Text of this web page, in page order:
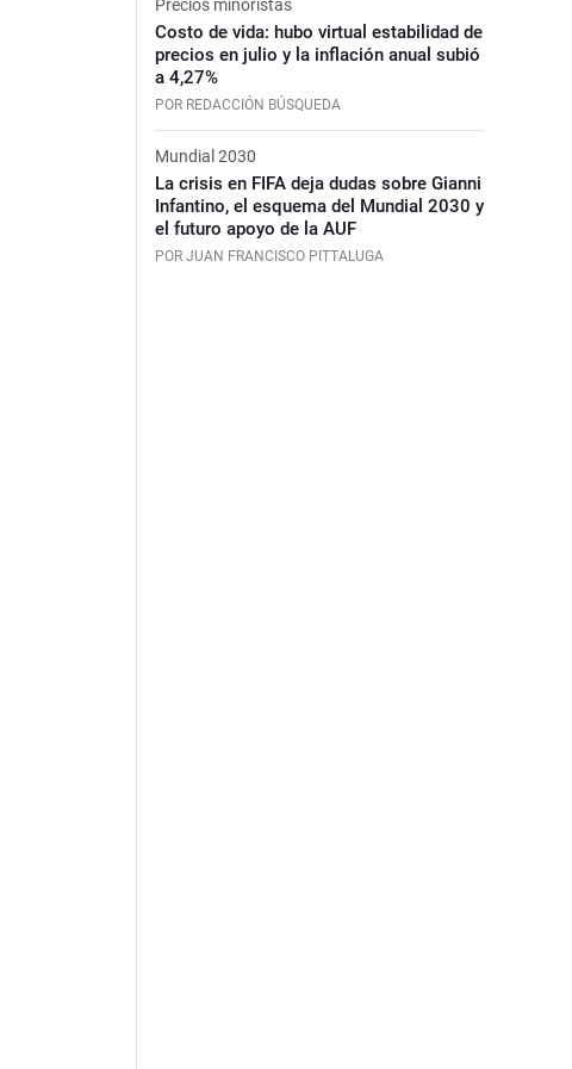
Precios minoristas
Costo de vida: hubo virtual estabilidad de
precios en julio y la inflación anual subió
a 4,27%
POR REDACCIÓN BÚSQUEDA
Mundial 2030
La crisis en FIFA deja dudas sobre Gianni
Infantino, el esquema del Mundial 2030 y
el futuro apoyo de la AUF
POR JUAN FRANCISCO PITTALUGA